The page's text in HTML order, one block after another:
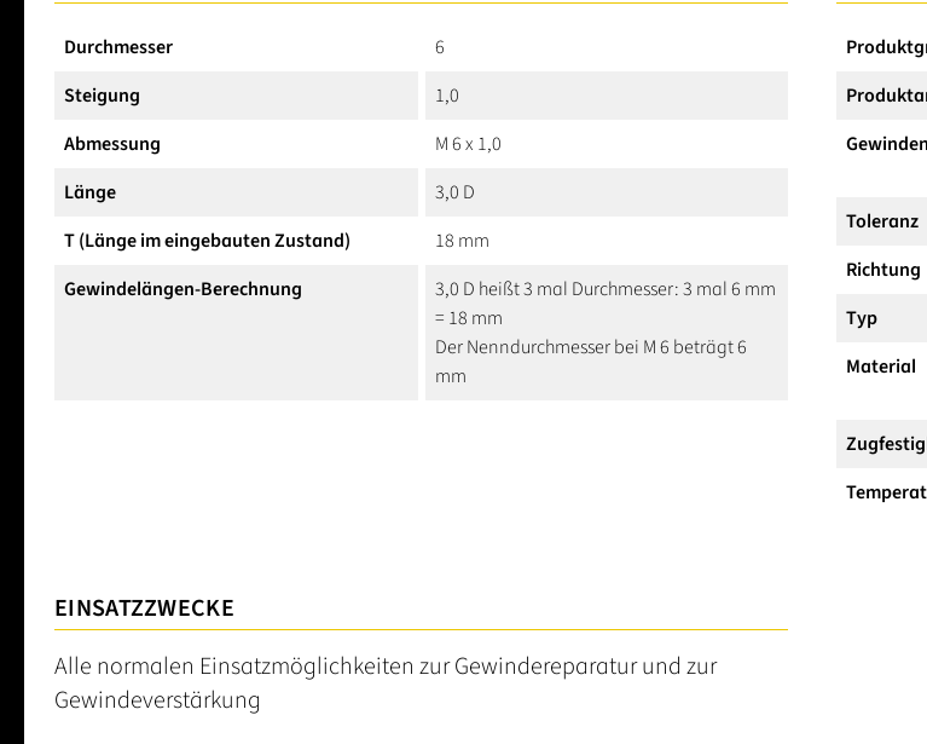
Durchmesser
6
Steigung
1,0
Abmessung
M 6 x 1,0
Länge
3,0 D
T (Länge im eingebauten Zustand)
18 mm
Gewindelängen-Berechnung
3,0 D heißt 3 mal Durchmesser: 3 mal 6 mm
= 18 mm
Der Nenndurchmesser bei M 6 beträgt 6
mm
Toleranz
Richtung
Typ
Material
EINSATZZWECKE
Alle normalen Einsatzmöglichkeiten zur Gewindereparatur und zur
Gewindeverstärkung